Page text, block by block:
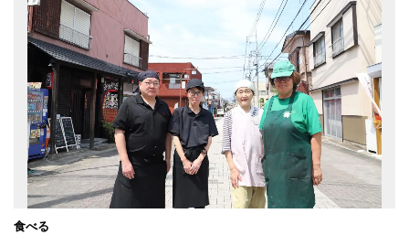
食べる